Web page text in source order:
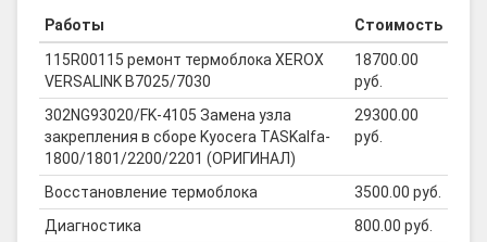
Работы
Стоимость
115R00115 ремонт термоблока XEROX
VERSALINK B7025/7030
18700.00
руб.
302NG93020/FK-4105 Замена узла
закрепления в сборе Kyocera TASKalfa-
1800/1801/2200/2201 (ОРИГИНАЛ)
29300.00
руб.
Восстановление термоблока
3500.00 руб.
Диагностика
800.00 руб.